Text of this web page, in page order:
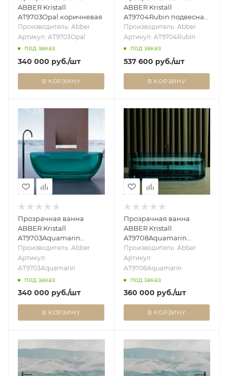
ABBER Kristall
AT9703Opal коричневая
Производитель: Abber
Артикул: AT9703Opal
под заказ
340 000 руб./шт
В КОРЗИНУ
ABBER Kristall
AT9704Rubin подвесная
красная
Производитель: Abber
Артикул: AT9704Rubin
под заказ
537 600 руб./шт
В КОРЗИНУ
Прозрачная ванна
ABBER Kristall
AT9703Aquamarin
бирюзовая
Производитель: Abber
Артикул:
AT9703Aquamarin
под заказ
340 000 руб./шт
В КОРЗИНУ
Прозрачная ванна
ABBER Kristall
AT9708Aquamarin
бирюзовая
Производитель: Abber
Артикул:
AT9708Aquamarin
под заказ
360 000 руб./шт
В КОРЗИНУ